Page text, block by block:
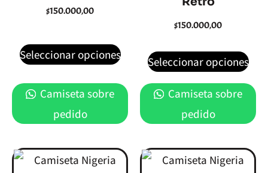
$150.000,00
Seleccionar opciones
Camiseta sobre
pedido
$150.000,00
Seleccionar opciones
Camiseta sobre
pedido